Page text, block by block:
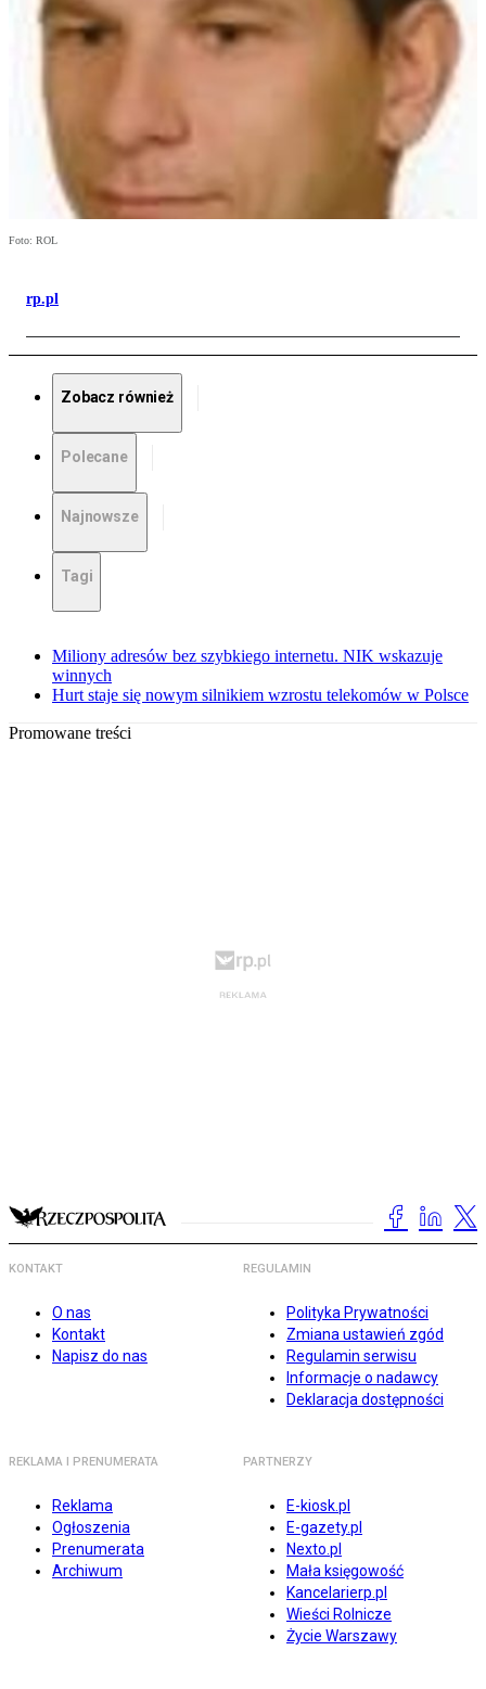
Foto: ROL
rp.pl
Zobacz również
Polecane
Najnowsze
Tagi
Miliony adresów bez szybkiego internetu. NIK wskazuje
winnych
Hurt staje się nowym silnikiem wzrostu telekomów w Polsce
Promowane treści
KONTAKT
O nas
Kontakt
Napisz do nas
REGULAMIN
Polityka Prywatności
Zmiana ustawień zgód
Regulamin serwisu
Informacje o nadawcy
Deklaracja dostępności
REKLAMA I PRENUMERATA
Reklama
Ogłoszenia
Prenumerata
Archiwum
PARTNERZY
E-kiosk.pl
E-gazety.pl
Nexto.pl
Mała księgowość
Kancelarierp.pl
Wieści Rolnicze
Życie Warszawy